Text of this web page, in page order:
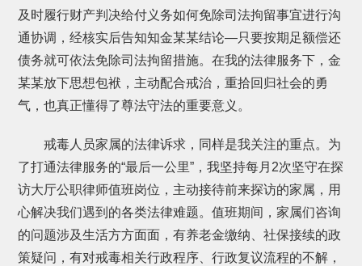
及时履行财产判决给付义务如何免除司法拘留事宜进行沟
通协调，经核实后告知知金某某结论—只要按期足额偿还
债务就可依法免除司法拘留措施。在我的法律服务下，金
某某放下思想包袱，主动配合戒治，重拾回归社会的勇
气，也真正懂得了尊法守法的重要意义。
戒毒人员家属的法律诉求，同样是我关注的重点。为
了打通法律服务的“最后一公里”，我坚持每月2次坚守在探
访大厅公职律师值班岗位，主动接待前来探访的家属，用
心解决我们遇到的各类法律难题。值班期间，家属们咨询
的问题涉及生活方方面面，有养老金缴纳、社保接续的政
策疑问，有对戒毒相关行政程序、行政复议流程的不解，